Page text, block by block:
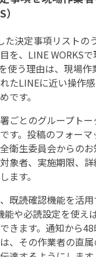
た決定事項リストの
を、LINE WORKS
使う理由は、現場
たLINEに近い操作
です。
ごとのグループト
す。投稿のフォーマ
衛生委員会からの
象者、実施期限、
ます。
既読確認機能を活
能や必読設定を使え
きます。通知から
、その作業者の直